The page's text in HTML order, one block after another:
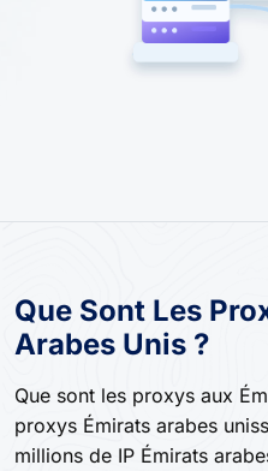
Que Sont Les
Arabes Unis ?
Que sont les proxys aux
proxys Émirats arabes
millions de IP Émirats